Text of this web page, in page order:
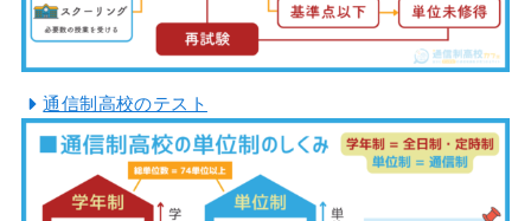
通信制高校のテスト